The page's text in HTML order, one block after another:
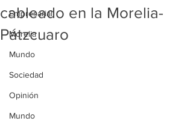
Empresarial
Morelia
Mundo
Sociedad
Opinión
Mundo
cableado en la Morelia-
Pátzcuaro